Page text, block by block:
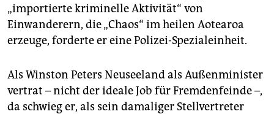
„importierte kriminelle Aktivität“ von
Einwanderern, die „Chaos“ im heilen Aotearoa
erzeuge, forderte er eine Polizei-Spezialeinheit.
Als Winston Peters Neuseeland als Außenminister
vertrat – nicht der ideale Job für Fremdenfeinde –,
da schwieg er, als sein damaliger Stellvertreter